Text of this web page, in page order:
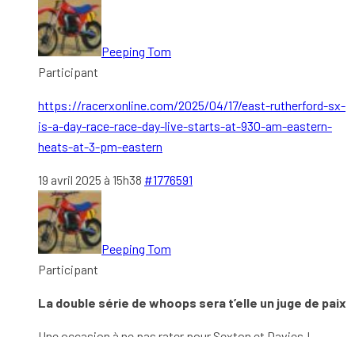
Peeping Tom
Participant
https://racerxonline.com/2025/04/17/east-rutherford-sx-
is-a-day-race-race-day-live-starts-at-930-am-eastern-
heats-at-3-pm-eastern
19 avril 2025 à 15h38 #1776591
Peeping Tom
Participant
La double série de whoops sera t’elle un juge de paix